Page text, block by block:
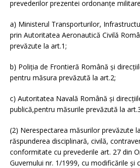
prevederilor prezentei ordonanțe
a) Ministerul Transporturilor,
prin Autoritatea Aeronautică Civilă
prevăzute la art.1;
b) Poliția de Frontieră Română și
pentru măsura prevăzută la art.2;
c) Autoritatea Navală Română şi
publică,pentru măsurile prevăzută la
(2) Nerespectarea măsurilor prevăzute
răspunderea disciplinară, civilă,
conformitate cu prevederile art. 27 din
Guvernului nr. 1/1999, cu modificările și